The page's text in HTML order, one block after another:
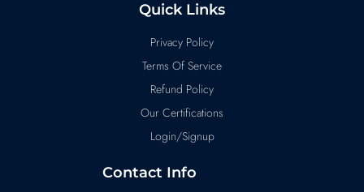
Quick Links
Privacy Policy
Terms Of Service
Refund Policy
Our Certifications
Login/Signup
Contact Info